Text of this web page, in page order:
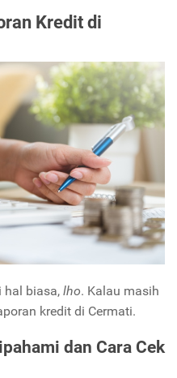
Kredit di
hal biasa, lho. Kalau masih
kredit di Cermati.
dan Cara Cek